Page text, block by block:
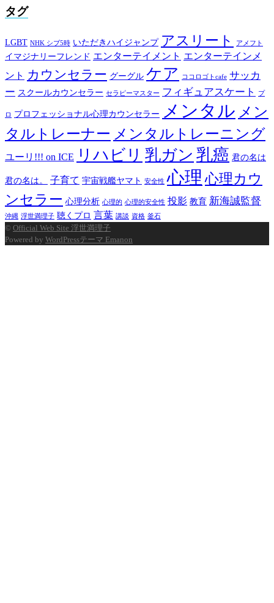
タグ
LGBT NHK シブ5時 いただきハイジャンプ アスリート アメフト
イマジナリーフレンド エンターテイメント エンターテインメ
ント カウンセラー グーグル ケア ココロゴトcafe サッカ
ー スクールカウンセラー セラピーマスター フィギュアスケート プ
ロ プロフェッショナル心理カウンセラー メンタル メン
タルトレーナー メンタルトレーニング
ユーリ!!! on ICE リハビリ 乳ガン 乳癌 君の名は
君の名は。 子育て 宇宙戦艦ヤマト 安全性 心理 心理カウ
ンセラー 心理分析 心理的 心理的安全性 投影 教育 新海誠監督
沖縄 浮世満理子 聴くプロ 言葉 講談 資格 釜石
© Official Web Site 浮世満理子
Powered by WordPressテーマ Emanon